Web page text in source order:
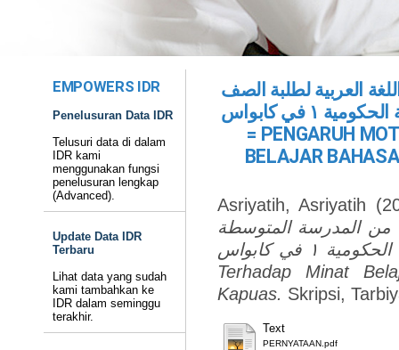
EMPOWERS IDR
Penelusuran Data IDR
Telusuri data di dalam
IDR kami
menggunakan fungsi
penelusuran lengkap
(Advanced).
Update Data IDR
Terbaru
Lihat data yang sudah
kami tambahkan ke
IDR dalam seminggu
terakhir.
العربية لطلبة الصف
السابع من المدرسة المتوسطة الإسلامية الحكومية ١ في كابواس
= PENGARUH
BELAJAR
Asriyatih, Asriyatih
من المدرسة المتوسطة
الإسلامية الحكومية ١ في كابواس = Pengaruh Motivasi Guru
Terhadap Minat
Kapuas. Skripsi,
Text
PERNYATAAN.pdf